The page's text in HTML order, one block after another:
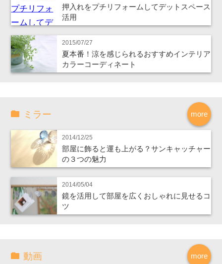
押入れをプチリフォームしてデットスペース
活用
2015/07/27
夏本番！涼を感じられるおすすめインテリア
カラーコーディネート
more
ミラー
2014/12/25
部屋に飾ると運も上がる？サンキャッチャー
の３つの魅力
2014/05/04
鏡を活用して部屋を広くおしゃれに見せるコ
ツ
more
動画